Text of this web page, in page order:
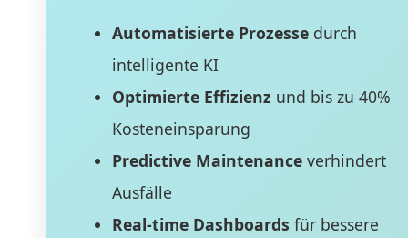
Automatisierte Prozessedurch
intelligente KI
Optimierte Effizienz und bis zu 40%
Kosteneinsparung
Predictive Maintenanceverhindert
Ausfälle
Real-time Dashboards für bessere